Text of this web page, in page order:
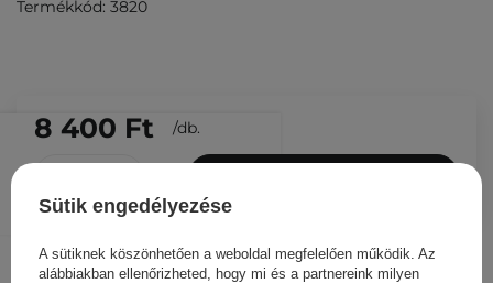
8 400 Ft /db.
Termékkód: 3820
Más ügyfeleink ezeket is
nézegették
Sütik engedélyezése
A sütiknek köszönhetően a weboldal megfelelően működik. Az
alábbiakban ellenőrizheted, hogy mi és a partnereink milyen